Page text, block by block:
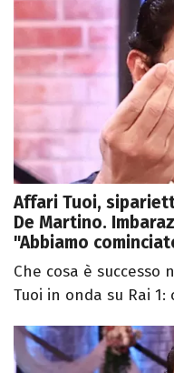
Affari Tuoi,
De Martino.
"Abbiamo
Che cosa è
Tuoi in onda su Rai 1: